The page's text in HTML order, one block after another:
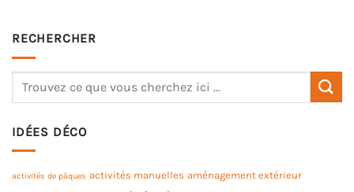
RECHERCHER
IDÉES DÉCO
activités de pâques activités manuelles aménagement extérieur